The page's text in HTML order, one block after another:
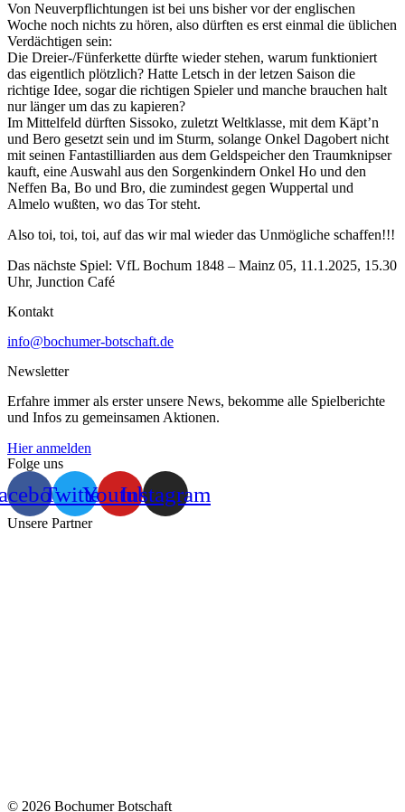
Von Neuverpflichtungen ist bei uns bisher vor der englischen
Woche noch nichts zu hören, also dürften es erst einmal die üblichen
Verdächtigen sein:
Die Dreier-/Fünferkette dürfte wieder stehen, warum funktioniert
das eigentlich plötzlich? Hatte Letsch in der letzen Saison die
richtige Idee, sogar die richtigen Spieler und manche brauchen halt
nur länger um das zu kapieren?
Im Mittelfeld dürften Sissoko, zuletzt Weltklasse, mit dem Käpt’n
und Bero gesetzt sein und im Sturm, solange Onkel Dagobert nicht
mit seinen Fantastilliarden aus dem Geldspeicher den Traumknipser
kauft, eine Auswahl aus den Sorgenkindern Onkel Ho und den
Neffen Ba, Bo und Bro, die zumindest gegen Wuppertal und
Almelo wußten, wo das Tor steht.
Also toi, toi, toi, auf das wir mal wieder das Unmögliche schaffen!!!
Das nächste Spiel: VfL Bochum 1848 – Mainz 05, 11.1.2025, 15.30
Uhr, Junction Café
Kontakt
info@bochumer-botschaft.de
Newsletter
Erfahre immer als erster unsere News, bekomme alle Spielberichte
und Infos zu gemeinsamen Aktionen.
Hier anmelden
Folge uns
TwitterYoutubeInstagram
Unsere Partner
© 2026 Bochumer Botschaft